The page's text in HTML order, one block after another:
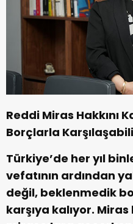
Reddi Miras Hakkını
Borçlarla
Türkiye’de her yıl
vefatının ardından
değil, beklenmedik
karşıya kalıyor.